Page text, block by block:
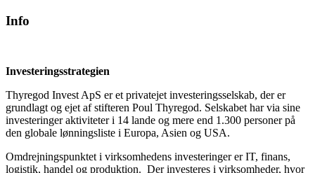
Info
Investeringsstrategien
Thyregod Invest ApS er et privatejet investeringsselskab, der er
grundlagt og ejet af stifteren Poul Thyregod. Selskabet har via sine
investeringer aktiviteter i 14 lande og mere end 1.300 personer på
den globale lønningsliste i Europa, Asien og USA.
Omdrejningspunktet i virksomhedens investeringer er IT, finans,
logistik, handel og produktion. Der investeres i virksomheder, hvor